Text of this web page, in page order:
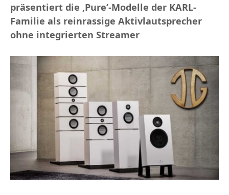
präsentiert die ‚Pure’-Modelle der KARL-
Familie als reinrassige Aktivlautsprecher
ohne integrierten Streamer